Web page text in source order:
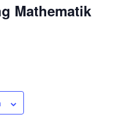
Mathematik